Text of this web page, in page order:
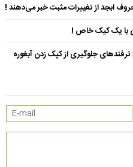
با یک کیک خاص !
جلوگیری از کپک زدن آبغوره